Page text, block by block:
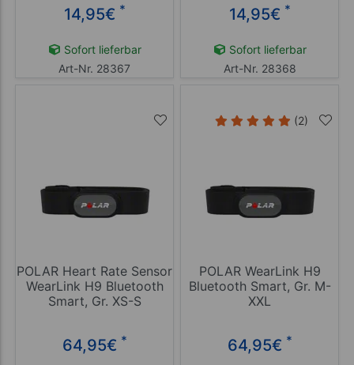
14,95€ *
Sofort lieferbar
Art-Nr. 28367
14,95€ *
Sofort lieferbar
Art-Nr. 28368
POLAR Heart Rate Sensor
WearLink H9 Bluetooth
Smart, Gr. XS-S
64,95€ *
(2)
POLAR WearLink H9
Bluetooth Smart, Gr. M-
XXL
64,95€ *